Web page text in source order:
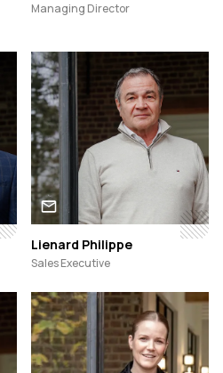
Managing Director
Lienard Philippe
Sales Executive